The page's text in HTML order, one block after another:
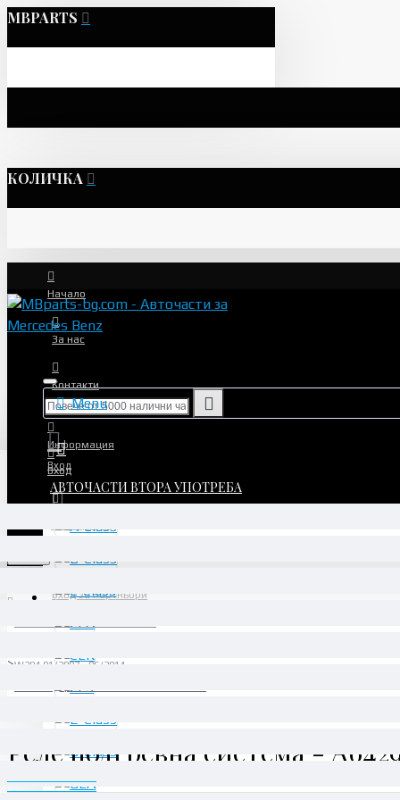
MBPARTS
КОЛИЧКА
Начало
За нас
Контакти
Информация
Вход за партньори
Вход
Menu
АВТОЧАСТИ ВТОРА УПОТРЕБА
Вход
W204 01/2007 - 06/2014
Реле подгревна система -